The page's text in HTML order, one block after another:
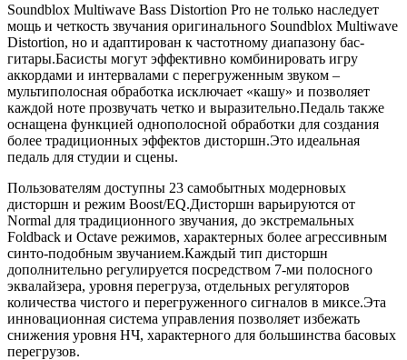
Soundblox Multiwave Bass Distortion Pro не только наследует
мощь и четкость звучания оригинального Soundblox Multiwave
Distortion, но и адаптирован к частотному диапазону бас-
гитары.Басисты могут эффективно комбинировать игру
аккордами и интервалами с перегруженным звуком –
мультиполосная обработка исключает «кашу» и позволяет
каждой ноте прозвучать четко и выразительно.Педаль также
оснащена функцией однополосной обработки для создания
более традиционных эффектов дисторшн.Это идеальная
педаль для студии и сцены.
Пользователям доступны 23 самобытных модерновых
дисторшн и режим Boost/EQ.Дисторшн варьируются от
Normal для традиционного звучания, до экстремальных
Foldback и Octave режимов, характерных более агрессивным
синто-подобным звучанием.Каждый тип дисторшн
дополнительно регулируется посредством 7-ми полосного
эквалайзера, уровня перегруза, отдельных регуляторов
количества чистого и перегруженного сигналов в миксе.Эта
инновационная система управления позволяет избежать
снижения уровня НЧ, характерного для большинства басовых
перегрузов.